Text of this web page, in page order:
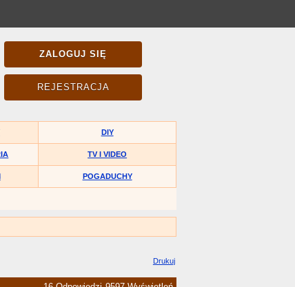
ZALOGUJ SIĘ
REJESTRACJA
DIY
TV I VIDEO
POGADUCHY
Drukuj